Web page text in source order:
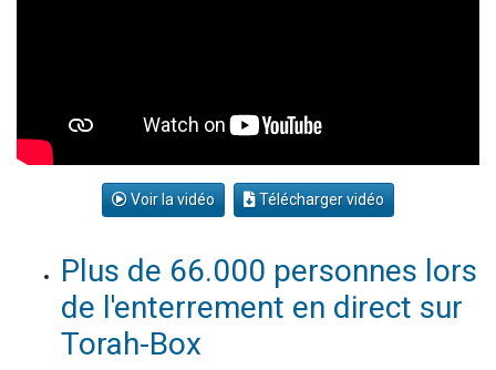
Voir la vidéo Télécharger vidéo
Plus de 66.000 personnes lors
de l'enterrement en direct sur
Torah-Box